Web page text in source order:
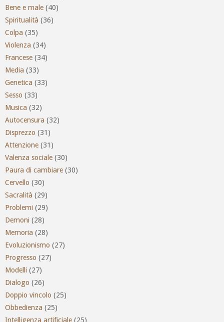
Bene e male (40)
Spiritualità (36)
Colpa (35)
Violenza (34)
Francese (34)
Media (33)
Genetica (33)
Sesso (33)
Musica (32)
Autocensura (32)
Disprezzo (31)
Attenzione (31)
Valenza sociale (30)
Paura di cambiare (30)
Cervello (30)
Sacralità (29)
Problemi (29)
Demoni (28)
Memoria (28)
Evoluzionismo (27)
Progresso (27)
Modelli (27)
Dialogo (26)
Doppio vincolo (25)
Obbedienza (25)
Intelligenza artificiale (25)